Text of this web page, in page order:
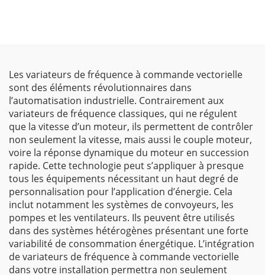
Les variateurs de fréquence à commande vectorielle
sont des éléments révolutionnaires dans
l’automatisation industrielle. Contrairement aux
variateurs de fréquence classiques, qui ne régulent
que la vitesse d’un moteur, ils permettent de contrôler
non seulement la vitesse, mais aussi le couple moteur,
voire la réponse dynamique du moteur en succession
rapide. Cette technologie peut s’appliquer à presque
tous les équipements nécessitant un haut degré de
personnalisation pour l’application d’énergie. Cela
inclut notamment les systèmes de convoyeurs, les
pompes et les ventilateurs. Ils peuvent être utilisés
dans des systèmes hétérogènes présentant une forte
variabilité de consommation énergétique. L’intégration
de variateurs de fréquence à commande vectorielle
dans votre installation permettra non seulement